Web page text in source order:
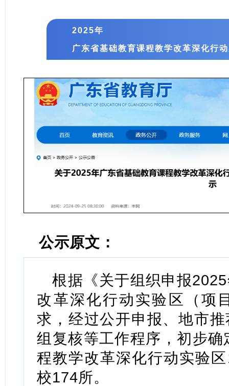
2025年
广东省基础教育课程教学改革深化行动
公示原文：
根据《关于组织申报
改革深化行动实验区（项
求，经过公开申报、地市
组复核等工作程序，初步
程教学改革深化行动实验
校174所。